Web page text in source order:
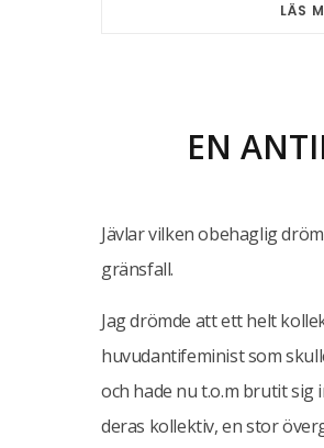
LÄS
EN
Jävlar vilken obehaglig
gränsfall.
Jag drömde att ett helt
huvudantifeminist som
och hade nu t.o.m brutit sig
deras kollektiv, en stor